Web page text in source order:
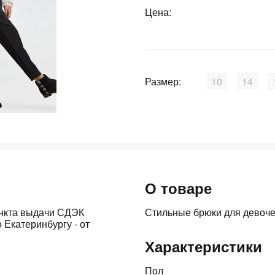
Цена:
Размер: 10 14
выдачи СДЭК
- от
О товаре
Стильные брюки для
Характеристики
Пол
График платежей
Сегодня
25%
Оплачивайте сегодня только
выбранный способом